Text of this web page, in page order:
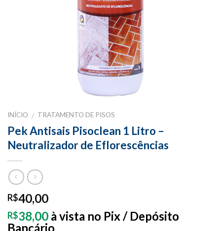
INÍCIO / TRATAMENTO DE PISOS
Pek Antisais Pisoclean 1 Litro –
Neutralizador de Eflorescências
R$40,00
R$38,00 à vista no Pix / Depósito
Bancário